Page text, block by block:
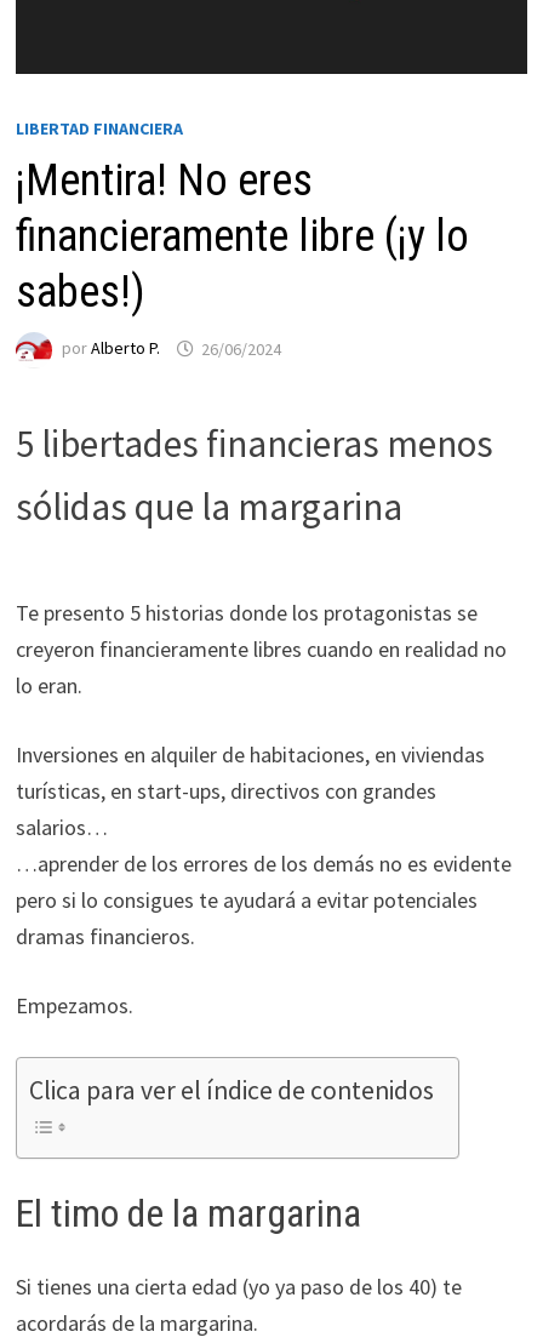
LIBERTAD FINANCIERA
¡Mentira! No eres
financieramente libre (¡y lo
sabes!)
porAlberto P. 26/06/2024
5 libertades financieras menos
sólidas que la margarina
Te presento 5 historias donde los protagonistas se
creyeron financieramente libres cuando en realidad no
lo eran.
Inversiones en alquiler de habitaciones, en viviendas
turísticas, en start-ups, directivos con grandes
salarios…
…aprender de los errores de los demás no es evidente
pero si lo consigues te ayudará a evitar potenciales
dramas financieros.
Empezamos.
Clica para ver el índice de contenidos
El timo de la margarina
Si tienes una cierta edad (yo ya paso de los 40) te
acordarás de la margarina.
Necesarias
Estas
opcionales.
Son
necesarias
para que
Estadísticas
Para que
mejorar la
y estructura
de la web, en
base a cómo
Para que
funcione lo
mejor posible
durante tu
visita. Si
cookies,
algunas
desaparecerán